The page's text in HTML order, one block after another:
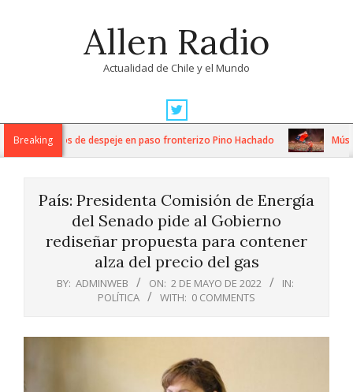
Allen Radio
Actualidad de Chile y el Mundo
Navigation
MenuBreaking
trabajos de despeje en paso fronterizo Pino Hachado
País: Presidenta Comisión de Energía
del Senado pide al Gobierno
rediseñar propuesta para contener
alza del precio del gas
BY: ADMINWEB ON: 2 DE MAYO DE 2022
IN:
POLÍTICA
WITH: 0 COMMENTS